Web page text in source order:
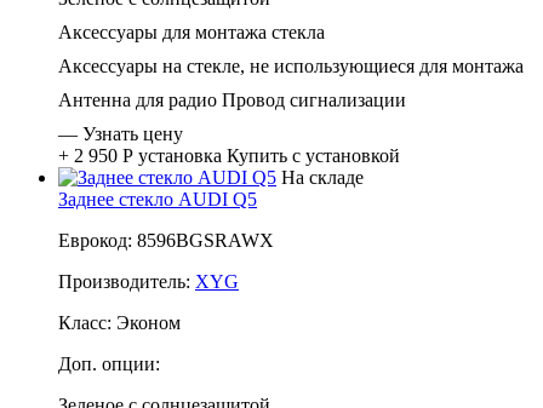
Аксессуары для монтажа стекла
Аксессуары на стекле, не использующиеся для монтажа
Антенна для радио Провод сигнализации
— Узнать цену
+ 2 950 Р установка Купить с установкой
На складе
Заднее стекло AUDI Q5
Еврокод: 8596BGSRAWX
Производитель: XYG
Класс: Эконом
Доп. опции: